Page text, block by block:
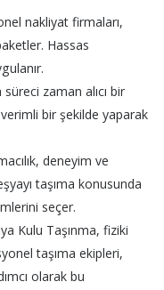
nakliyat firmaları,
Hassas
zaman alıcı bir
bir şekilde yaparak
deneyim ve
taşıma konusunda
seçer.
Kulu Taşınma, fiziki
taşıma ekipleri,
olarak bu